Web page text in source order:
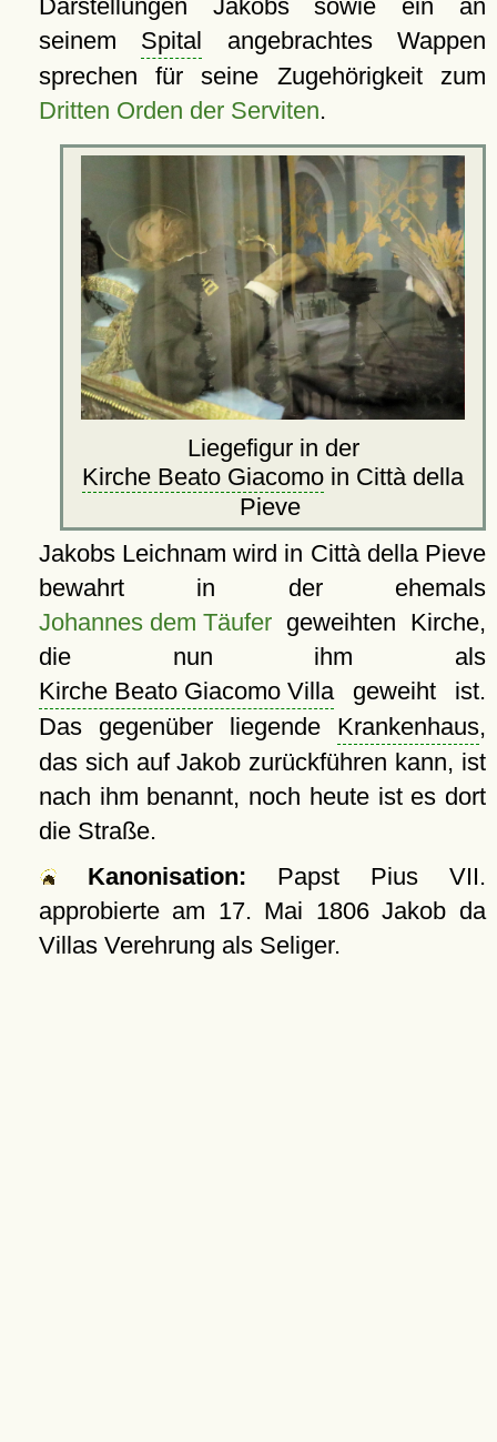
Darstellungen Jakobs sowie ein an
seinem Spital
angebrachtes Wappen
sprechen für seine Zugehörigkeit zum
Dritten Orden der Serviten.
Liegefigur in der
Kirche Beato Giacomo in Città della
Pieve
Jakobs Leichnam wird in Città della Pieve
bewahrt in der ehemals
Johannes dem Täufergeweihten Kirche,
die nun ihm als
Kirche Beato Giacomo Villageweiht ist.
Das gegenüber liegende Krankenhaus,
das sich auf Jakob zurückführen kann, ist
nach ihm benannt, noch heute ist es dort
die Straße.
Kanonisation: Papst Pius VII.
approbierte am 17. Mai 1806Jakob da
Villas Verehrung als Seliger.